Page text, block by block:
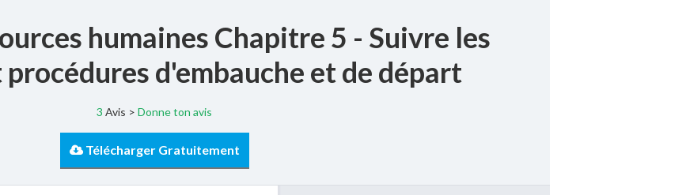
humaines Chapitre 5 - Suivre les
d'embauche et de départ
3 Avis > Donne ton avis
Télécharger Gratuitement